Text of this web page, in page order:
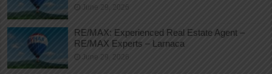
June 29, 2026
RE/MAX: Experienced Real Estate Agent –
RE/MAX Experts – Larnaca
June 29, 2026